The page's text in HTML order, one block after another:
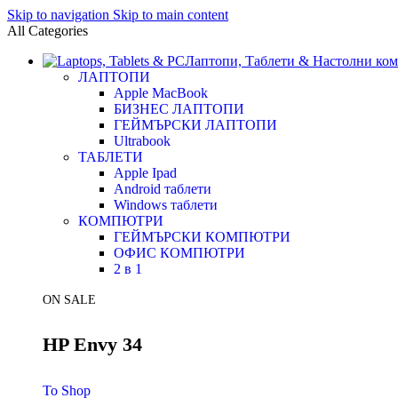
Skip to navigation Skip to main content
All Categories
Лаптопи, Таблети & Настолни
ЛАПТОПИ
Apple MacBook
БИЗНЕС ЛАПТОПИ
ГЕЙМЪРСКИ ЛАПТОПИ
Ultrabook
ТАБЛЕТИ
Apple Ipad
Android таблети
Windows таблети
КОМПЮТРИ
ГЕЙМЪРСКИ КОМПЮТРИ
ОФИС КОМПЮТРИ
2 в 1
ON SALE
HP Envy 34
To Shop